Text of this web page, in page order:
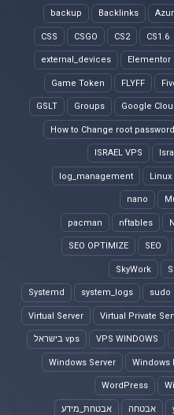
Backlinks
backup
CS1.6
CS2
CSGO
CSS
Elementor
external_devices
FLYFF
Game Token
Google
Groups
GSLT
How to Change root
ISRAEL VPS
Linux
log_management
nano
nftables
pacman
SEO
SEO OPTIMIZE
SkyWork
sudo
system_logs
Systemd
Virtual Private
Virtual Server
VPS WINDOWS vps בישראל
Windows
Windows Server
WordPress
אבטחה אבטחת_מידע